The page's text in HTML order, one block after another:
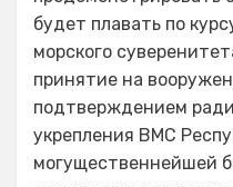
будет плавать по
морского
принятие на
подтверждением
укрепления ВМС
могущественнейшей